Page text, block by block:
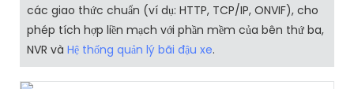
các giao thức chuẩn (ví dụ: HTTP, TCP/IP, ONVIF), cho
phép tích hợp liền mạch với phần mềm của bên thứ ba,
NVR và Hệ thống quản lý bãi đậu xe.